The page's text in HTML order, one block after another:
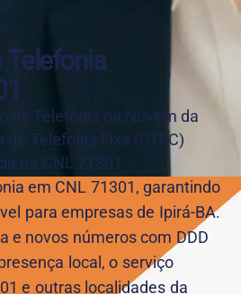
Telefonia
de Telefonia na Nuvem da
de Telefonia Fixa (STFC)
na CNL 71301
em CNL 71301, garantindo
para empresas de Ipirá-BA.
e novos números com DDD
local, o serviço
e outras localidades da